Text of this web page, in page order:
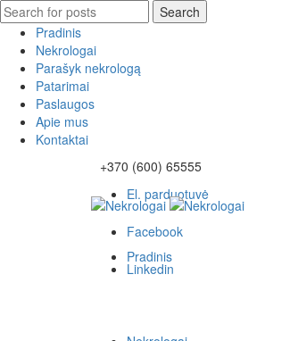
Search
for:
Search
Pradinis
Nekrologai
Parašyk nekrologą
Patarimai
Paslaugos
Apie mus
Kontaktai
+370 (600) 65555
El. parduotuvė
Facebook
Linkedin
Pradinis